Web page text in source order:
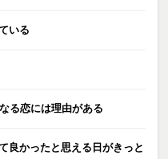
いる
る恋には理由がある
良かったと思える日がきっと